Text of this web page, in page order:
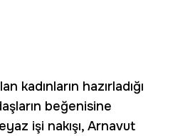
kadınların hazırladığı
beğenisine
işi nakışı, Arnavut